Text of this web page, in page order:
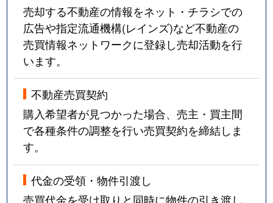
売却する不動産の情報をネット・チラシでの
広告や指定流通機構(レインズ)など不動産の
売買情報ネットワークに登録し売却活動を行
います。
不動産売買契約
購入希望者が見つかった場合、売主・買主間
で各種条件の調整を行い売買契約を締結しま
す。
代金の受領・物件引渡し
売買代金を受け取りと同時に物件の引き渡し